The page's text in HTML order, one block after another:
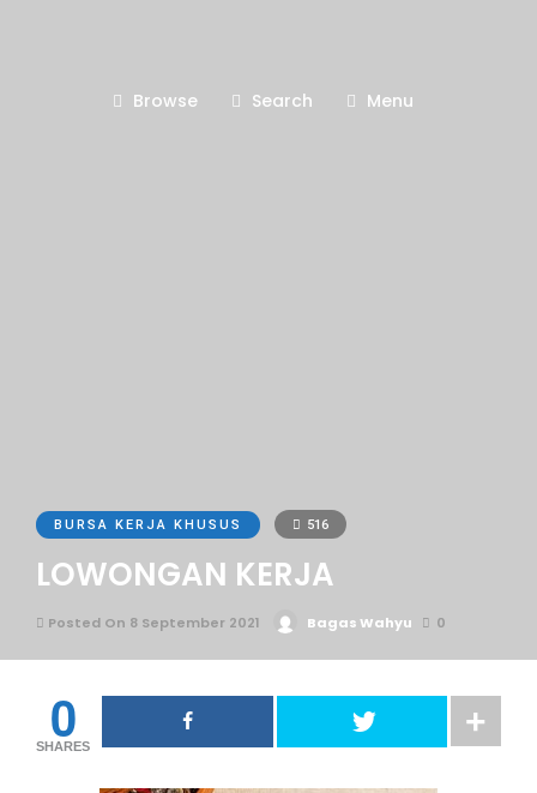
Browse Search Menu
BURSA KERJA KHUSUS 516
LOWONGAN KERJA
Posted On 8 September 2021 Bagas Wahyu 0
0
SHARES